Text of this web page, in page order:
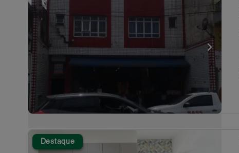
Destaque